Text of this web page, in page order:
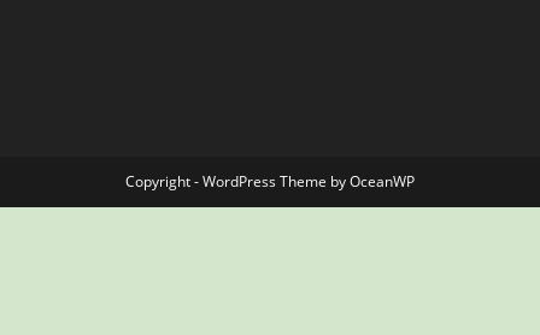
Copyright - WordPress Theme by OceanWP